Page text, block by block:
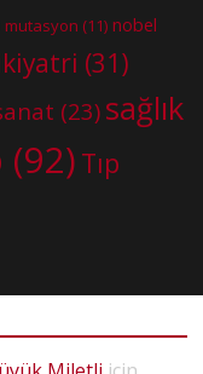
mutasyon (11) nobel
(31)
(23) sağlık
(92) Tıp